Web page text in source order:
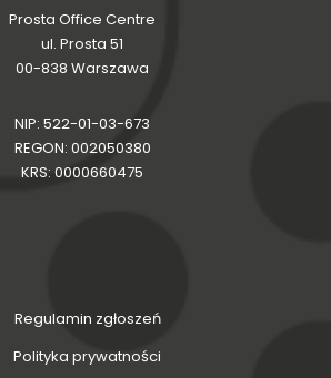
Prosta Office Centre
ul. Prosta 51
00-838 Warszawa
NIP: 522-01-03-673
REGON: 002050380
KRS: 0000660475
Regulamin zgłoszeń
Polityka prywatności